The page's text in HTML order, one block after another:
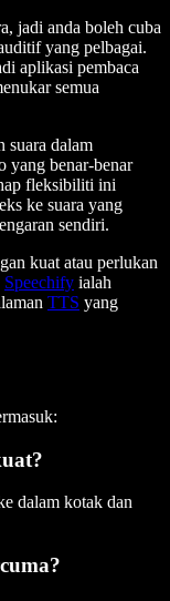
jadi anda boleh cuba
yang pelbagai.
aplikasi pembaca
semua
suara dalam
yang benar-benar
fleksibiliti ini
ke suara yang
sendiri.
kuat atau perlukan
Speechify ialah
TTS yang
dalam kotak dan